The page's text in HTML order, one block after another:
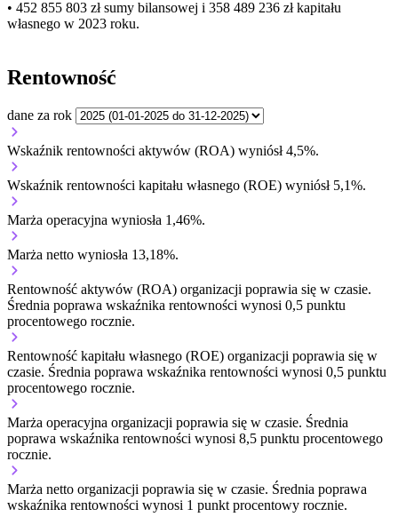
• 452 855 803 złsumy bilansowej i 358 489 236 zł kapitału
własnego w 2023 roku.
Rentowność
dane za rok
Wskaźnik rentowności aktywów (ROA) wyniósł 4,5%.
Wskaźnik rentowności kapitału własnego (ROE) wyniósł 5,1%.
Marża operacyjna wyniosła 1,46%.
Marża netto wyniosła 13,18%.
Rentowność aktywów (ROA) organizacji poprawia się w czasie.
Średnia poprawa wskaźnika rentowności wynosi 0,5 punktu
procentowego rocznie.
Rentowność kapitału własnego (ROE) organizacji poprawia się w
czasie. Średnia poprawa wskaźnika rentowności wynosi 0,5 punktu
procentowego rocznie.
Marża operacyjna organizacji poprawia się w czasie. Średnia
poprawa wskaźnika rentowności wynosi 8,5 punktu procentowego
rocznie.
Marża netto organizacji poprawia się w czasie. Średnia poprawa
wskaźnika rentowności wynosi 1 punkt procentowy rocznie.